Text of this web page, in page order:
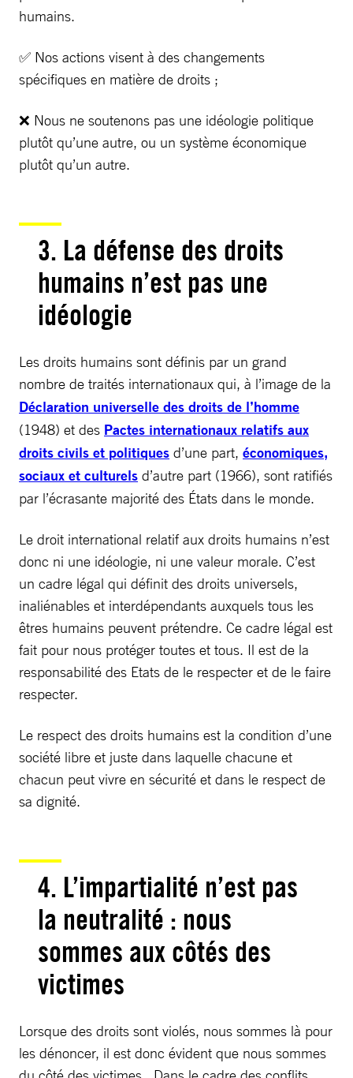
humains.
✅ Nos actions visent à des changements
spécifiques en matière de droits ;
❌ Nous ne soutenons pas une idéologie politique
plutôt qu’une autre, ou un système économique
plutôt qu’un autre.
3. La défense des droits
humains n’est pas une
idéologie
Les droits humains sont définis par un grand
nombre de traités internationaux qui, à l’image de la
Déclaration universelle des droits de l’homme
(1948) et des Pactes internationaux relatifs aux
droits civils et politiques d’une part, économiques,
sociaux et culturels d’autre part (1966), sont ratifiés
par l’écrasante majorité des États dans le monde.
Le droit international relatif aux droits humains n’est
donc ni une idéologie, ni une valeur morale. C’est
un cadre légal qui définit des droits universels,
inaliénables et interdépendants auxquels tous les
êtres humains peuvent prétendre. Ce cadre légal est
fait pour nous protéger toutes et tous. Il est de la
responsabilité des Etats de le respecter et de le faire
respecter.
Le respect des droits humains est la condition d’une
société libre et juste dans laquelle chacune et
chacun peut vivre en sécurité et dans le respect de
sa dignité.
4. L’impartialité n’est pas
la neutralité : nous
sommes aux côtés des
victimes
Lorsque des droits sont violés, nous sommes là pour
les dénoncer, il est donc évident que nous sommes